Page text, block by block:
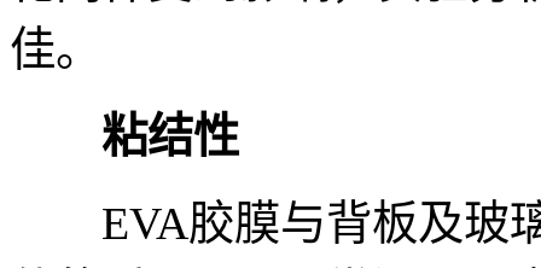
佳。
粘结性
EVA胶膜与背板及玻